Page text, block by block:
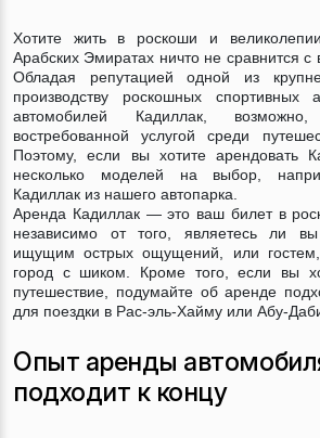
Хотите жить в роскоши и
Арабских Эмиратах ничто не сравнится
Обладая репутацией одной из
производству роскошных спортивных
автомобилей Кадиллак,
востребованной услугой среди
Поэтому, если вы хотите арендовать
несколько моделей на выбор,
Кадиллак из нашего автопарка.
Аренда Кадиллак — это ваш билет в
независимо от того, являетесь ли
ищущим острых ощущений, или
город с шиком. Кроме того, если вы
путешествие, подумайте об аренде
для поездки в Рас-эль-Хайму или Абу-
Опыт аренды
подходит к концу